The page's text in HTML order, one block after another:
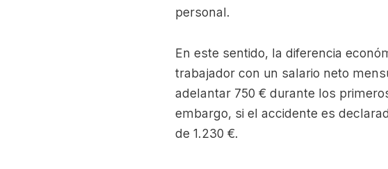
personal.
En este sentido, la diferencia
trabajador con un salario neto
adelantar 750 € durante los
embargo, si el accidente es
de 1.230 €.